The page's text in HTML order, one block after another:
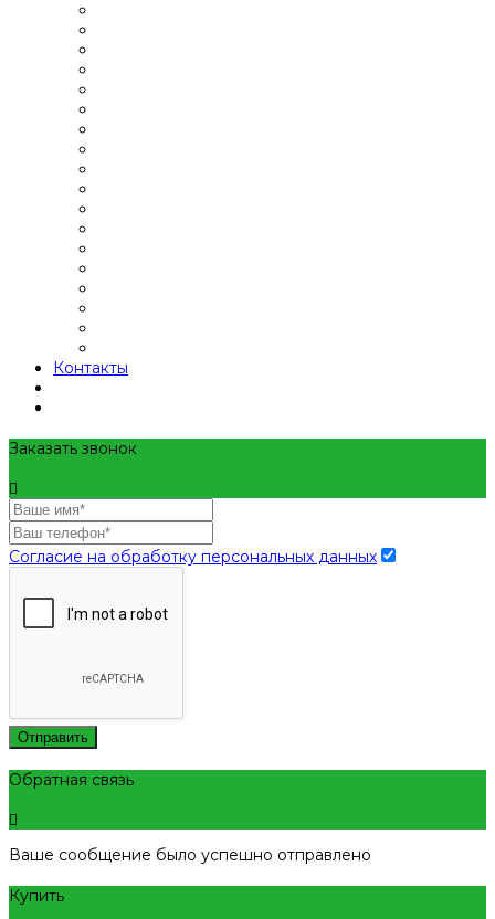
Контакты
Заказать звонок
Согласие на обработку персональных данных
Отправить
Обратная связь
Ваше сообщение было успешно отправлено
Купить